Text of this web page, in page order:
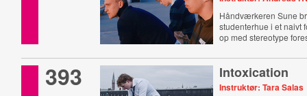
Håndværkeren Sune
studenterhue i et naivt
op med stereotype
393 Intoxication
Instruktør: Tara Salas